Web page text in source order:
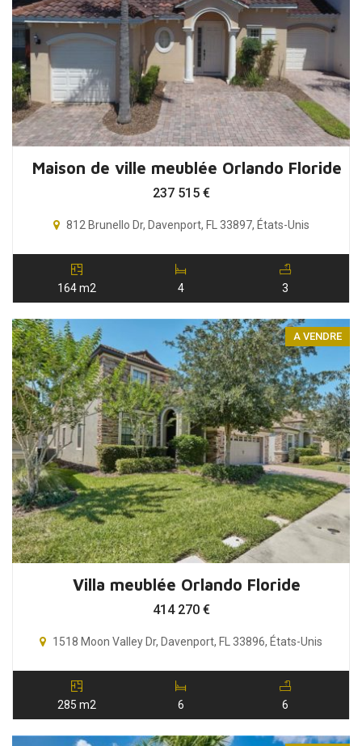
Maison de ville meublée Orlando Floride
237 515 €
812 Brunello Dr, Davenport, FL 33897, États-Unis
164 m2 4 3
A VENDRE
Villa meublée Orlando Floride
414 270 €
1518 Moon Valley Dr, Davenport, FL 33896, États-Unis
285 m2 6 6